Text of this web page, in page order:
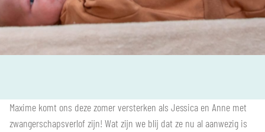
Maxime komt ons deze zomer versterken als Jessica en Anne met
zwangerschapsverlof zijn! Wat zijn we blij dat ze nu al aanwezig is